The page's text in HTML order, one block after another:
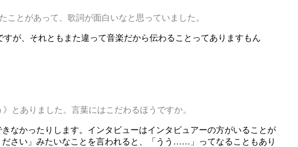
ことがあって、歌詞が面白いなと思っていました。
が、それともまた違って音楽だから伝わることってありますもん
とありました。言葉にはこだわるほうですか。
なかったりします。インタビューはインタビュアーの方がいることが
さい」みたいなことを言われると、「うう……」ってなることもあり